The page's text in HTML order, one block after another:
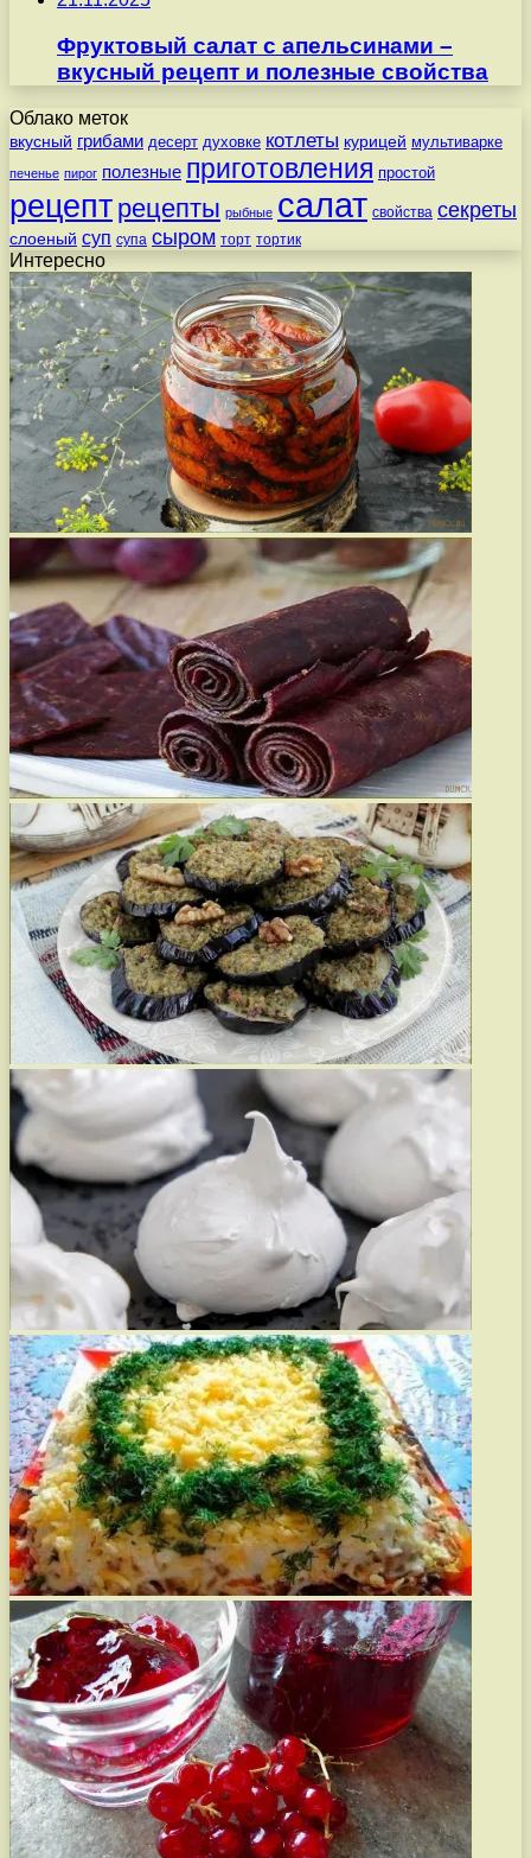
Фруктовый салат с апельсинами –
вкусный рецепт и полезные свойства
Облако меток
вкусный грибами десерт духовке котлеты курицей мультиварке
печенье пирог полезные приготовления простой
рецепт рецепты рыбные салат свойства секреты
слоеный суп супа сыром торт тортик
Интересно